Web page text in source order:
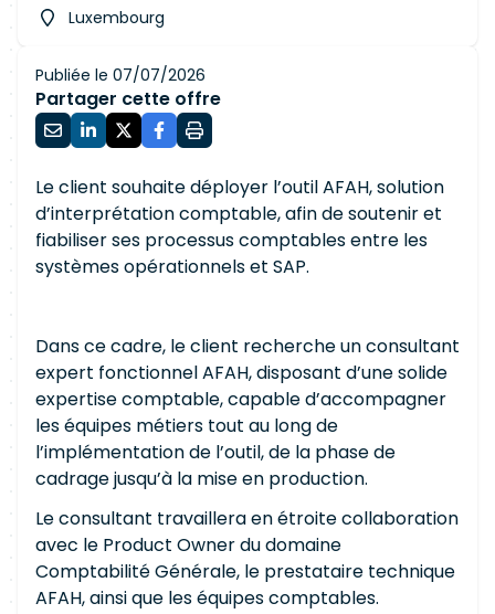
Luxembourg
Publiée le 07/07/2026
Partager cette offre
Le client souhaite déployer l’outil AFAH, solution
d’interprétation comptable, afin de soutenir et
fiabiliser ses processus comptables entre les
systèmes opérationnels et SAP.
Dans ce cadre, le client recherche un consultant
expert fonctionnel AFAH, disposant d’une solide
expertise comptable, capable d’accompagner
les équipes métiers tout au long de
l’implémentation de l’outil, de la phase de
cadrage jusqu’à la mise en production.
Le consultant travaillera en étroite collaboration
avec le Product Owner du domaine
Comptabilité Générale, le prestataire technique
AFAH, ainsi que les équipes comptables.